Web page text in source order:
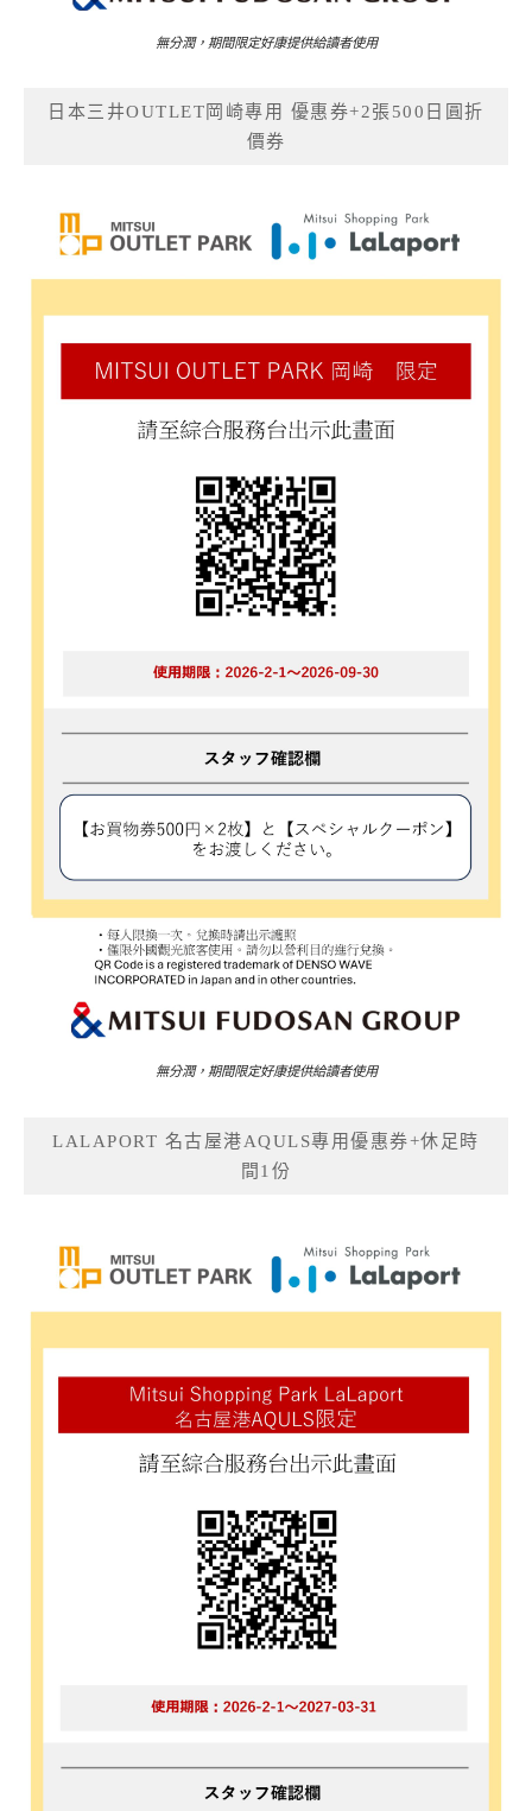
無分潤，期間限定好康提供給讀者使用
日本三井OUTLET岡崎專用 優惠券+2張500日圓折
價券
無分潤，期間限定好康提供給讀者使用
LALAPORT 名古屋港AQULS專用優惠券+休足時
間1份